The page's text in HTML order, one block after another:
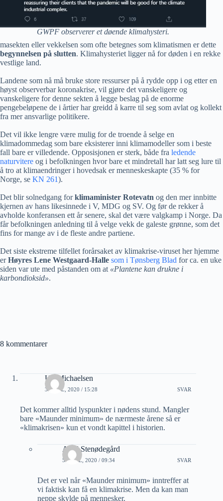
GWPF observerer et døende klimahysteri.
masekten eller vekkelsen som ofte betegnes som klimatismen er dette
begynnelsen på slutten. Klimahysteriet ligger nå for døden i en rekke
vestlige land.
Landene som nå må bruke store ressurser på å rydde opp i og etter en
høyst observerbar koronakrise, vil gjøre det vanskeligere og
vanskeligere for denne sekten å legge beslag på de enorme
pengebeløpene de i årtier har greidd å karre til seg som avlat og kollekt
fra mer ansvarlige politikere.
Det vil ikke lengre være mulig for de troende å selge en
klimadommedag som bare eksisterer inni klimamodeller som i beste
fall bare er villedende. Opposisjonen er sterk, både fra ledende
naturvitere og i befolkningen hvor bare et mindretall har latt seg lure til
å tro at klimaendringer i hovedsak er menneskeskapte (35 % for
Norge, se KN 261).
Det blir solnedgang forklimaminister Rotevatn og den mer innbitte
kjernen av hans likesinnede i V, MDG og SV. Og før de rekker å
avholde konferansen ett år senere, skal det være valgkamp i Norge. Da
får befolkningen anledning til å velge vekk de galeste grønne, som det
fins for mange av i de fleste andre partiene.
Det siste ekstreme tilfellet forårsaket av klimakrise-viruset her hjemme
erHøyres Lene Westgaard-Halle som i Tønsberg Blad for ca. en uke
siden var ute med påstanden om at «Plantene kan drukne i
karbondioksid».
8 kommentarer
Ulf Michaelsen
3 APRIL, 2020 / 15:28 SVAR
Det kommer alltid lyspunkter i nødens stund. Mangler
bare «Maunder minimum» de nærmeste årene så er
«klimakrisen» kun et vondt kapittel i historien.
Arild Stenødegård
5 APRIL, 2020 / 09:34 SVAR
Det er vel når «Maunder minimum» inntreffer at
vi faktisk kan få en klimakrise. Men da kan man
neppe skylde på mennesker.